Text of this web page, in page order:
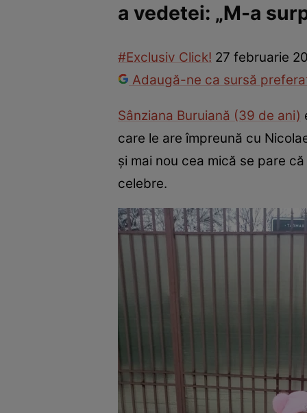
Vedete internaționaleVedete româneștiInterviurile
a vedetei: „M-a
#Exclusiv Click! 27 februarie
Adaugă-ne ca sursă
Sânziana Buruiană (39 de ani)
care le are împreună cu
și mai nou cea mică se pare
celebre.